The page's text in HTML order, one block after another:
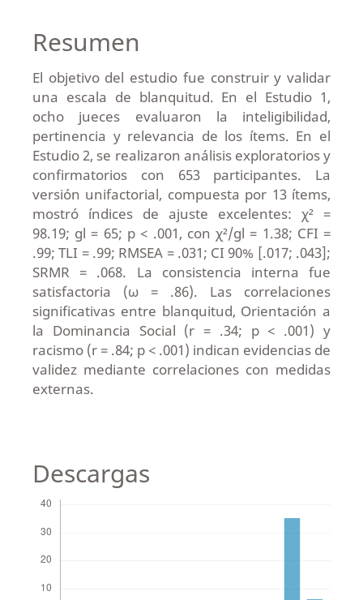
Resumen
El objetivo del estudio fue construir y validar
una escala de blanquitud. En el Estudio 1,
ocho jueces evaluaron la inteligibilidad,
pertinencia y relevancia de los ítems. En el
Estudio 2, se realizaron análisis exploratorios y
confirmatorios con 653 participantes. La
versión unifactorial, compuesta por 13 ítems,
mostró índices de ajuste excelentes: χ² =
98.19; gl = 65; p < .001, con χ²/gl = 1.38; CFI =
.99; TLI = .99; RMSEA = .031; CI 90% [.017; .043];
SRMR = .068. La consistencia interna fue
satisfactoria (ω = .86). Las correlaciones
significativas entre blanquitud, Orientación a
la Dominancia Social (r = .34; p < .001) y
racismo (r = .84; p < .001) indican evidencias de
validez mediante correlaciones con medidas
externas.
Descargas